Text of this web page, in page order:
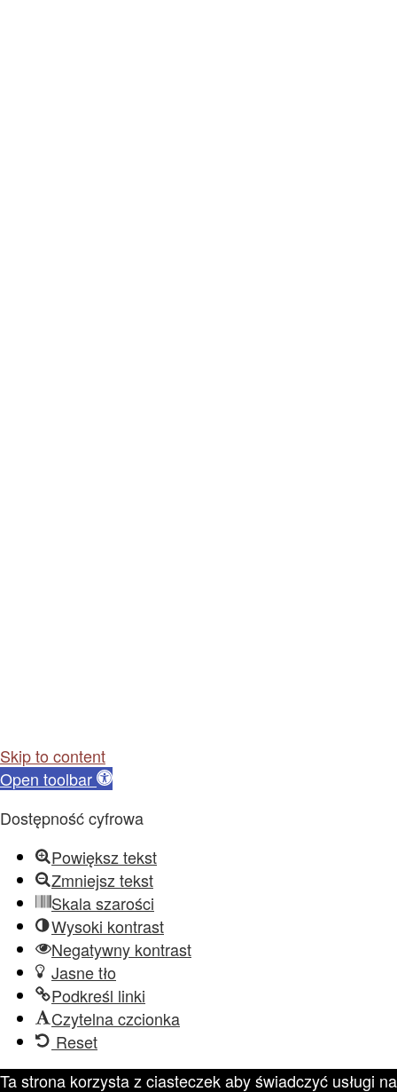
Skip to content
Open toolbar
Dostępność cyfrowa
Powiększ tekst
Zmniejsz tekst
Skala szarości
Wysoki kontrast
Negatywny kontrast
Jasne tło
Podkreśl linki
Czytelna czcionka
Reset
Ta strona korzysta z ciasteczek aby świadczyć usługi na